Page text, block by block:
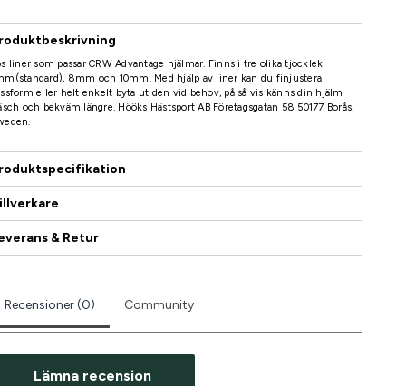
liner som passar CRW Advantage hjälmar. Finns i tre olika tjocklek
8mm och 10mm. Med hjälp av liner kan du finjustera
eller helt enkelt byta ut den vid behov, på så vis känns din hjälm
och bekväm längre. Hööks Hästsport AB Företagsgatan 58 50177 Borås,
& Retur
Recensioner (0) Community
Lämna recension